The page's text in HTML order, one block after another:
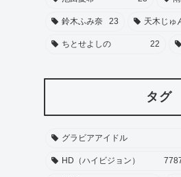
鈴木ふみ奈 23 天木じゅ
ちとせよしの 22
タグ
グラビアアイドル
HD（ハイビジョン）